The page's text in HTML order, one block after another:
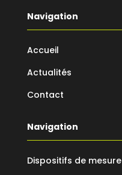
Navigation
Accueil
Actualités
Contact
Navigation
Dispositifs de mesure